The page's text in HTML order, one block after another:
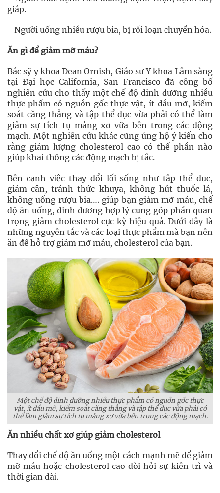
giáp.
- Người uống nhiều rượu bia, bị rối loạn chuyển hóa.
Ăn gì để giảm mỡ máu?
Bác sỹ y khoa Dean Ornish, Giáo sư Y khoa Lâm sàng
tại Đại học California, San Francisco đã công bố
nghiên cứu cho thấy một chế độ dinh dưỡng nhiều
thực phẩm có nguồn gốc thực vật, ít dầu mỡ, kiểm
soát căng thẳng và tập thể dục vừa phải có thể làm
giảm sự tích tụ mảng xơ vữa bên trong các động
mạch. Một nghiên cứu khác cũng ủng hộ ý kiến cho
rằng giảm lượng cholesterol cao có thể phần nào
giúp khai thông các động mạch bị tắc.
Bên cạnh việc thay đổi lối sống như tập thể dục,
giảm cân, tránh thức khuya, không hút thuốc lá,
không uống rượu bia…. giúp bạn giảm mỡ máu, chế
độ ăn uống, dinh dưỡng hợp lý cũng góp phần quan
trọng giảm cholesterol cực kỳ hiệu quả. Dưới đây là
những nguyên tắc và các loại thực phẩm mà bạn nên
ăn để hỗ trợ giảm mỡ máu, cholesterol của bạn.
Một chế độ dinh dưỡng nhiều thực phẩm có nguồn gốc thực
vật, ít dầu mỡ, kiểm soát căng thẳng và tập thể dục vừa phải có
thể làm giảm sự tích tụ mảng xơ vữa bên trong các động mạch.
Ăn nhiều chất xơ giúp giảm cholesterol
Thay đổi chế độ ăn uống một cách mạnh mẽ để giảm
mỡ máu hoặc cholesterol cao đòi hỏi sự kiên trì và
thời gian dài.